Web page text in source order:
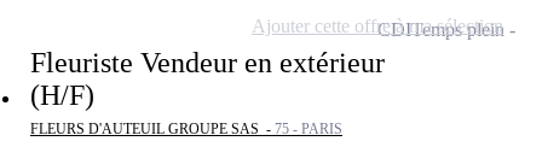
Fleuriste Vendeur en extérieur
(H/F)
FLEURS D'AUTEUIL GROUPE SAS - 75 - PARIS
CDITemps plein
Ajouter cette offre à ma sélection